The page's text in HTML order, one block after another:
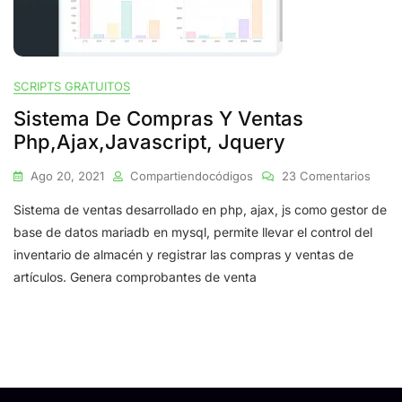
SCRIPTS GRATUITOS
Sistema De Compras Y Ventas
Php,ajax,javascript, Jquery
Ago 20, 2021 Compartiendocódigos 23 Comentarios
De
Sistema de ventas desarrollado en php, ajax, js como gestor de
base de datos mariadb en mysql, permite llevar el control del
inventario de almacén y registrar las compras y ventas de
artículos. Genera comprobantes de venta